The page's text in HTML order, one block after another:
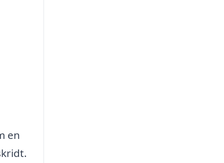
en